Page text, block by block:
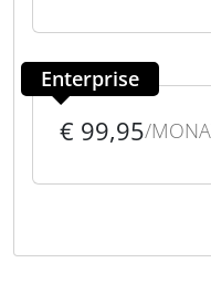
Enterprise
€ 99,95/